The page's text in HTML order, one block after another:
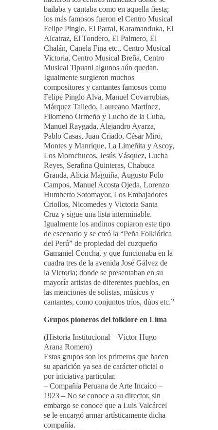
bailaba y cantaba como en aquella fiesta;
los más famosos fueron el Centro Musical
Felipe Pinglo, El Parral, Karamanduka, El
Alcatraz, El Tondero, El Palmero, El
Chalán, Canela Fina etc., Centro Musical
Victoria, Centro Musical Breña, Centro
Musical Tipuani algunos aún quedan.
Igualmente surgieron muchos
compositores y cantantes famosos como
Felipe Pinglo Alva, Manuel Covarrubias,
Márquez Talledo, Laureano Martínez,
Filomeno Ormeño y Lucho de la Cuba,
Manuel Raygada, Alejandro Ayarza,
Pablo Casas, Juan Criado, César Miró,
Montes y Manrique, La Limeñita y Ascoy,
Los Morochucos, Jesús Vásquez, Lucha
Reyes, Serafina Quinteras, Chabuca
Granda, Alicia Maguiña, Augusto Polo
Campos, Manuel Acosta Ojeda, Lorenzo
Humberto Sotomayor, Los Embajadores
Criollos, Nicomedes y Victoria Santa
Cruz y sigue una lista interminable.
Igualmente los andinos copiaron este tipo
de escenario y se creó la “Peña Folklórica
del Perú” de propiedad del cuzqueño
Gamaniel Concha, y que funcionaba en la
cuadra tres de la avenida José Gálvez de
la Victoria; donde se presentaban en su
mayoría artistas de diferentes pueblos, en
las menciones de solistas, músicos y
cantantes, como conjuntos tríos, dúos etc.”
Grupos pioneros del folklore en Lima
(Historia Institucional – Víctor Hugo
Arana Romero)
Estos grupos son los primeros que hacen
su aparición ya sea de carácter oficial o
por iniciativa particular.
– Compañía Peruana de Arte Incaico –
1923 – No se conoce a su director, sin
embargo se conoce que a Luis Valcárcel
se le encargó armar artísticamente dicha
compañía.